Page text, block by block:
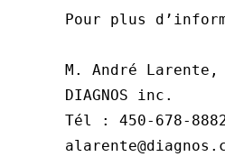
Pour plus
M. André
DIAGNOS inc.
Tél : 450-678-